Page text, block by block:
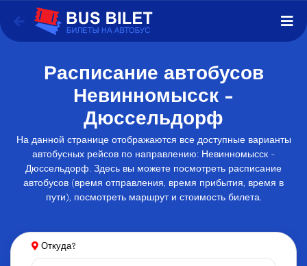
Расписание автобусов
Невинномысск -
Дюссельдорф
На данной странице отображаются все доступные варианты
автобусных рейсов по направлению: Невинномысск -
Дюссельдорф. Здесь вы можете посмотреть расписание
автобусов (время отправления, время прибытия, время в
пути), посмотреть маршрут и стоимость билета.
Откуда?